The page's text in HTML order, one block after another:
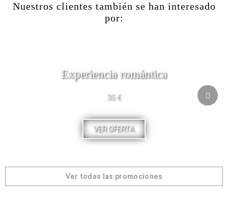
Nuestros clientes también se han interesado
por:
Experiencia romántica
35 €
VER OFERTA
Ver todas las promociones